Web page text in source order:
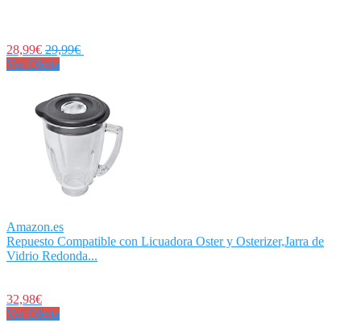
28,99€ 29,99€
Ver Oferta
Amazon.es
Repuesto Compatible con Licuadora Oster y Osterizer,Jarra de
Vidrio Redonda...
32,98€
Ver Oferta